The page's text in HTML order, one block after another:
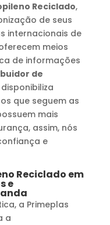
Reciclado,
de seus
internacionais de
meios
de informações
de
que seguem as
mais
assim, nós
e
Reciclado em
e
a Primeplas
a